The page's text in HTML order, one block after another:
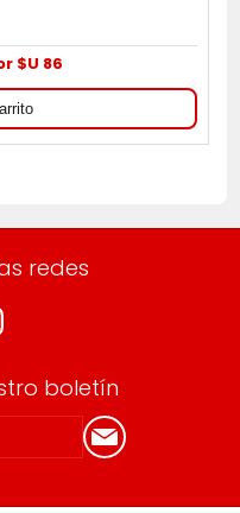
$U 86
redes
boletín